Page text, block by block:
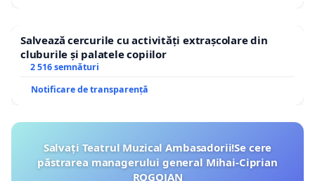
Salvează cercurile cu activități extrașcolare din
cluburile și palatele copiilor
2 516 semnături
Notificare de transparență
Salvați Teatrul Muzical Ambasadorii!Se cere
păstrarea managerului general Mihai-Ciprian
ROGOJAN